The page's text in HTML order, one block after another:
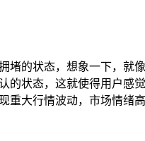
堵的状态，想象一下，就
状态，这就使得用户感
大行情波动，市场情绪高